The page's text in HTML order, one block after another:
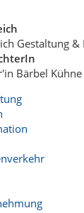
Gestaltung &
Bärbel Kühne